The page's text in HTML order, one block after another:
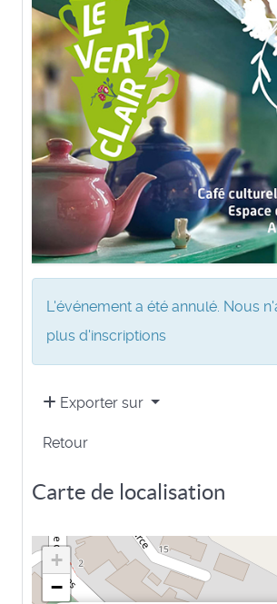
L'événement a été annulé. Nous
plus d'inscriptions
Exporter sur
Retour
Carte de localisation
+
−